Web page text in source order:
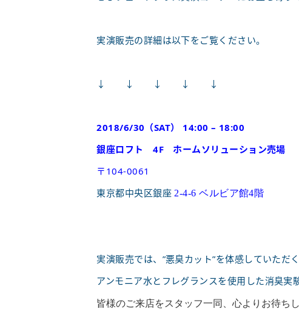
実演販売の詳細は以下をご覧ください。
↓ ↓ ↓ ↓ ↓
2018/6/30（SAT） 14:00 – 18:00
銀座ロフト 4F ホームソリューション売場
〒104-0061
東京都中央区銀座 2-4-6 ベルビア館4階
実演販売では、”悪臭カット”を体感していただく
アンモニア水とフレグランスを使用した消臭実
皆様のご来店をスタッフ一同、心よりお待ち